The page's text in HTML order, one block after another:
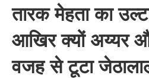
तारक मेहता का
आखिर क्यों अय्यर
वजह से टूटा